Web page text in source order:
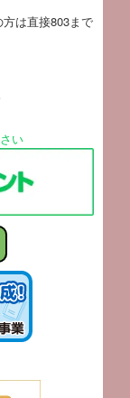
は直接803まで
い